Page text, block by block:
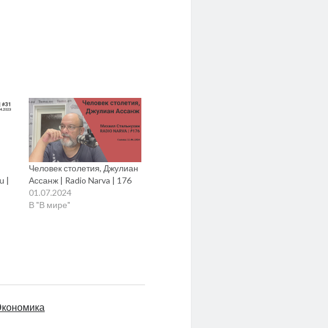
|
Человек столетия, Джулиан
Ассанж | Radio Narva | 176
01.07.2024
В "В мире"